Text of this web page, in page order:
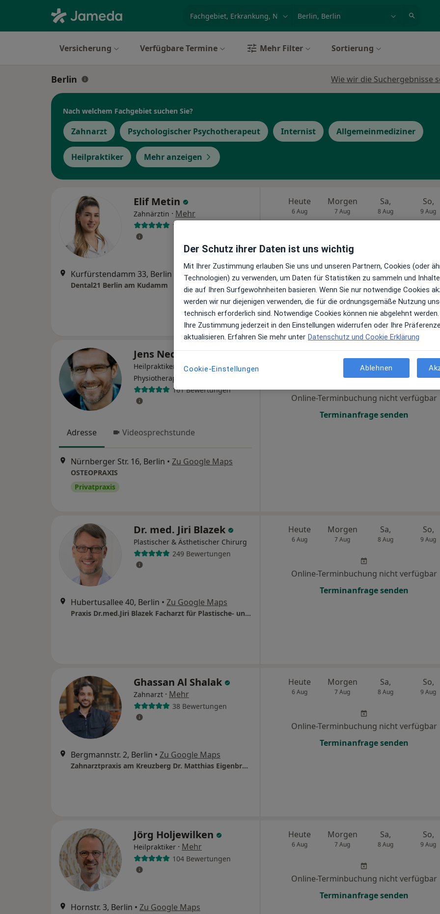
Versicherung Verfügbare Termine Mehr Filter Sortierung
Berlin Wie wir die Suchergebnisse
Nach welchem Fachgebiet suchen Sie?
Zahnarzt Psychologischer Psychotherapeut Internist Allgemeinmediziner
Heilpraktiker Mehr anzeigen
Elif Metin
Zahnärztin · Mehr
101 Bewertungen
Kurfürstendamm 33, Berlin Zu Google Maps
Dental21 Berlin am Kudamm
Heute
6 Aug
Morgen
7 Aug
Sa,
8 Aug
So,
9 Aug
Online-Terminbuchung nicht verfügbar
Terminanfrage senden
Jens Neddermeyer
Heilpraktiker, Osteopath,
Physiotherapeut
161 Bewertungen
Adresse Videosprechstunde
Nürnberger Str. 16, Berlin • Zu Google Maps
OSTEOPRAXIS
Privatpraxis
9 Aug
Online-Terminbuchung nicht verfügbar
Terminanfrage senden
Dr. med. Jiri Blazek
Plastischer & Ästhetischer Chirurg
249 Bewertungen
Hubertusallee 40, Berlin • Zu Google Maps
Praxis Dr.med.Jiri Blazek Facharzt für Plastische- und Ästethische Chirurgie
Heute
6 Aug
Morgen
7 Aug
Sa,
8 Aug
So,
9 Aug
Online-Terminbuchung nicht verfügbar
Terminanfrage senden
Ghassan Al Shalak
Zahnarzt · Mehr
38 Bewertungen
Bergmannstr. 2, Berlin • Zu Google Maps
Zahnarztpraxis am Kreuzberg Dr. Matthias Eigenbrodt Zahnarzt
Heute
6 Aug
Morgen
7 Aug
Sa,
8 Aug
So,
9 Aug
Online-Terminbuchung nicht verfügbar
Terminanfrage senden
Jörg Holjewilken
Heilpraktiker · Mehr
104 Bewertungen
Hornstr. 3, Berlin • Zu Google Maps
Heute
6 Aug
Morgen
7 Aug
Sa,
8 Aug
So,
9 Aug
Online-Terminbuchung nicht verfügbar
Terminanfrage senden
Der Schutz ihrer Daten ist uns wichtig
Mit Ihrer Zustimmung erlauben Sie uns und unseren Partnern, Cookies (oder
Technologien) zu verwenden, um Daten für Statistiken zu sammeln und
die auf Ihren Surfgewohnheiten basieren. Wenn Sie nur notwendige Cookies
werden wir nur diejenigen verwenden, die für die ordnungsgemäße Nutzung
technisch erforderlich sind. Notwendige Cookies können nie abgelehnt werden.
Ihre Zustimmung jederzeit in den Einstellungen widerrufen oder Ihre
aktualisieren. Erfahren Sie mehr unter Datenschutz und Cookie Erklärung
Cookie-Einstellungen Ablehnen